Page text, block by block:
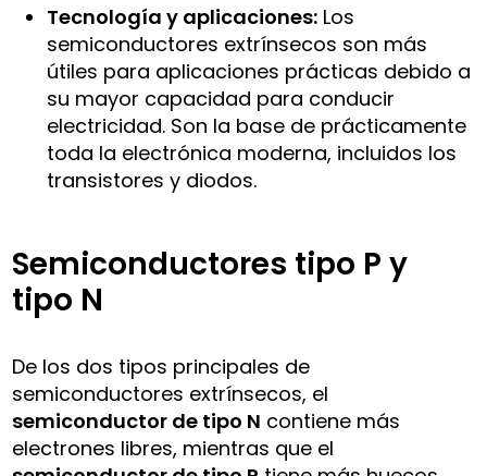
Tecnología y aplicaciones: Los
semiconductores extrínsecos son más
útiles para aplicaciones prácticas debido a
su mayor capacidad para conducir
electricidad. Son la base de prácticamente
toda la electrónica moderna, incluidos los
transistores y diodos.
Semiconductores tipo P y
tipo N
De los dos tipos principales de
semiconductores extrínsecos, el
semiconductor de tipo N contiene más
electrones libres, mientras que el